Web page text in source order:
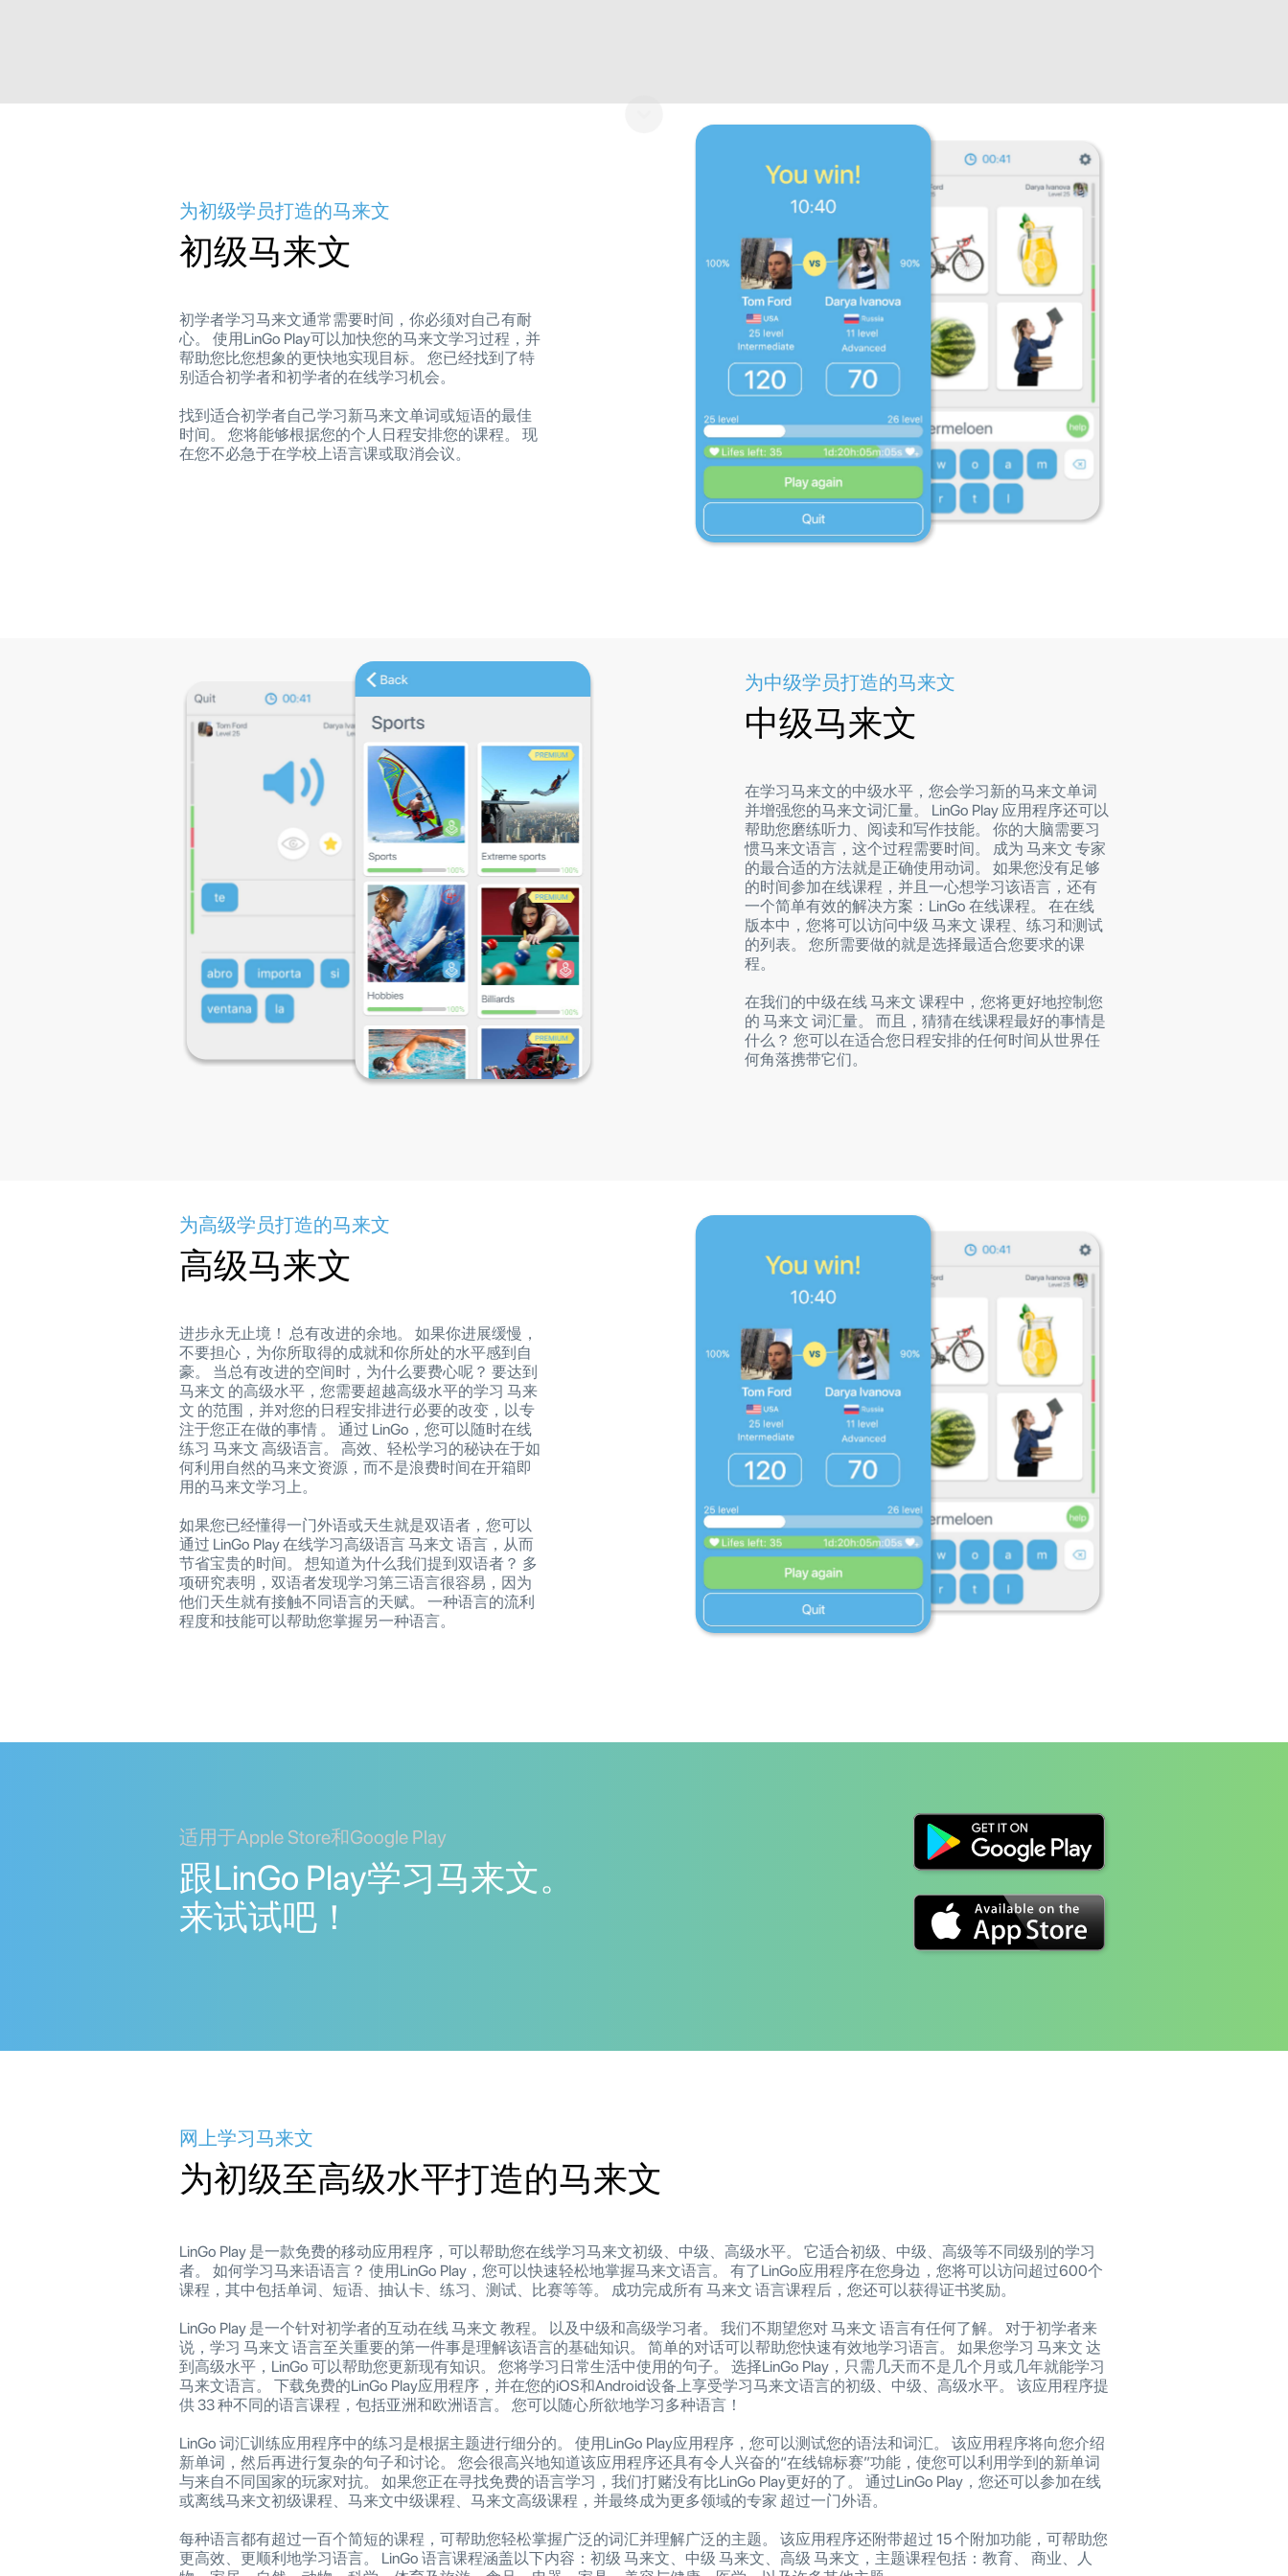
为初级学员打造的马来文
初级马来文
初学者学习马来文通常需要时间，你必须对自己有耐
心。 使用LinGo Play可以加快您的马来文学习过程，并
帮助您比您想象的更快地实现目标。 您已经找到了特
别适合初学者和初学者的在线学习机会。
找到适合初学者自己学习新马来文单词或短语的最佳
时间。 您将能够根据您的个人日程安排您的课程。 现
在您不必急于在学校上语言课或取消会议。
为中级学员打造的马来文
中级马来文
在学习马来文的中级水平，您会学习新的马来文单词
并增强您的马来文词汇量。 LinGo Play 应用程序还可以
帮助您磨练听力、阅读和写作技能。 你的大脑需要习
惯马来文语言，这个过程需要时间。 成为 马来文 专家
的最合适的方法就是正确使用动词。 如果您没有足够
的时间参加在线课程，并且一心想学习该语言，还有
一个简单有效的解决方案：LinGo 在线课程。 在在线
版本中，您将可以访问中级 马来文 课程、练习和测试
的列表。 您所需要做的就是选择最适合您要求的课
程。
在我们的中级在线 马来文 课程中，您将更好地控制您
的 马来文 词汇量。 而且，猜猜在线课程最好的事情是
什么？ 您可以在适合您日程安排的任何时间从世界任
何角落携带它们。
为高级学员打造的马来文
高级马来文
进步永无止境！ 总有改进的余地。 如果你进展缓慢，
不要担心，为你所取得的成就和你所处的水平感到自
豪。 当总有改进的空间时，为什么要费心呢？ 要达到
马来文 的高级水平，您需要超越高级水平的学习 马来
文 的范围，并对您的日程安排进行必要的改变，以专
注于您正在做的事情 。 通过 LinGo，您可以随时在线
练习 马来文 高级语言。 高效、轻松学习的秘诀在于如
何利用自然的马来文资源，而不是浪费时间在开箱即
用的马来文学习上。
如果您已经懂得一门外语或天生就是双语者，您可以
通过 LinGo Play 在线学习高级语言 马来文 语言，从而
节省宝贵的时间。 想知道为什么我们提到双语者？ 多
项研究表明，双语者发现学习第三语言很容易，因为
他们天生就有接触不同语言的天赋。 一种语言的流利
程度和技能可以帮助您掌握另一种语言。
适用于Apple Store和Google Play
跟LinGo Play学习马来文。
来试试吧！
网上学习马来文
为初级至高级水平打造的马来文
LinGo Play 是一款免费的移动应用程序，可以帮助您在线学习马来文初级、中级、高级水平。 它适合初级、中级、高级等不同级别的学习
者。 如何学习马来语语言？ 使用LinGo Play，您可以快速轻松地掌握马来文语言。 有了LinGo应用程序在您身边，您将可以访问超过600个
课程，其中包括单词、短语、抽认卡、练习、测试、比赛等等。 成功完成所有 马来文 语言课程后，您还可以获得证书奖励。
LinGo Play 是一个针对初学者的互动在线 马来文 教程。 以及中级和高级学习者。 我们不期望您对 马来文 语言有任何了解。 对于初学者来
说，学习 马来文 语言至关重要的第一件事是理解该语言的基础知识。 简单的对话可以帮助您快速有效地学习语言。 如果您学习 马来文 达
到高级水平，LinGo 可以帮助您更新现有知识。 您将学习日常生活中使用的句子。 选择LinGo Play，只需几天而不是几个月或几年就能学习
马来文语言。 下载免费的LinGo Play应用程序，并在您的iOS和Android设备上享受学习马来文语言的初级、中级、高级水平。 该应用程序提
供 33 种不同的语言课程，包括亚洲和欧洲语言。 您可以随心所欲地学习多种语言！
LinGo 词汇训练应用程序中的练习是根据主题进行细分的。 使用LinGo Play应用程序，您可以测试您的语法和词汇。 该应用程序将向您介绍
新单词，然后再进行复杂的句子和讨论。 您会很高兴地知道该应用程序还具有令人兴奋的“在线锦标赛”功能，使您可以利用学到的新单词
与来自不同国家的玩家对抗。 如果您正在寻找免费的语言学习，我们打赌没有比LinGo Play更好的了。 通过LinGo Play，您还可以参加在线
或离线马来文初级课程、马来文中级课程、马来文高级课程，并最终成为更多领域的专家 超过一门外语。
每种语言都有超过一百个简短的课程，可帮助您轻松掌握广泛的词汇并理解广泛的主题。 该应用程序还附带超过 15 个附加功能，可帮助您
更高效、更顺利地学习语言。 LinGo 语言课程涵盖以下内容：初级 马来文、中级 马来文、高级 马来文，主题课程包括：教育、 商业、人